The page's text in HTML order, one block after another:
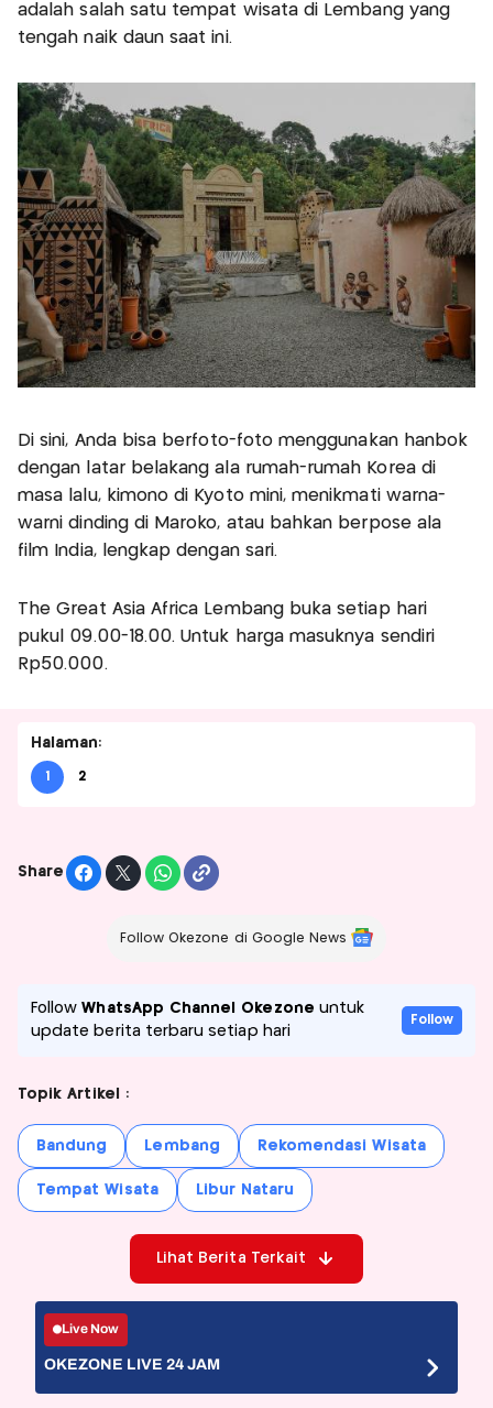
adalah salah satu tempat wisata di Lembang yang
tengah naik daun saat ini.
Di sini, Anda bisa berfoto-foto menggunakan hanbok
dengan latar belakang ala rumah-rumah Korea di
masa lalu, kimono di Kyoto mini, menikmati warna-
warni dinding di Maroko, atau bahkan berpose ala
film India, lengkap dengan sari.
The Great Asia Africa Lembang buka setiap hari
pukul 09.00-18.00. Untuk harga masuknya sendiri
Rp50.000.
Halaman:
1 2
Share
Follow Okezone di Google News
FollowWhatsApp Channel Okezone untuk
update berita terbaru setiap hari
Follow
Topik Artikel :
Bandung Lembang Rekomendasi Wisata
Tempat Wisata Libur Nataru
Lihat Berita Terkait
Live Now
OKEZONE LIVE 24 JAM